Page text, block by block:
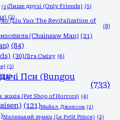
(2)Лише друзі (Only Friends) (5)
(2)
(Liu Yao: The Revitalization of
(8)
(Chainsaw Man) (21)
(84)
(30)Ліга Сміху (6)
(3)
Пси (Bungou
(733)
жахів (Pet Shop of Horrors) (4)
(121)Майкл Джексон (2)
Маленький принц (Le Petit Prince) (2)